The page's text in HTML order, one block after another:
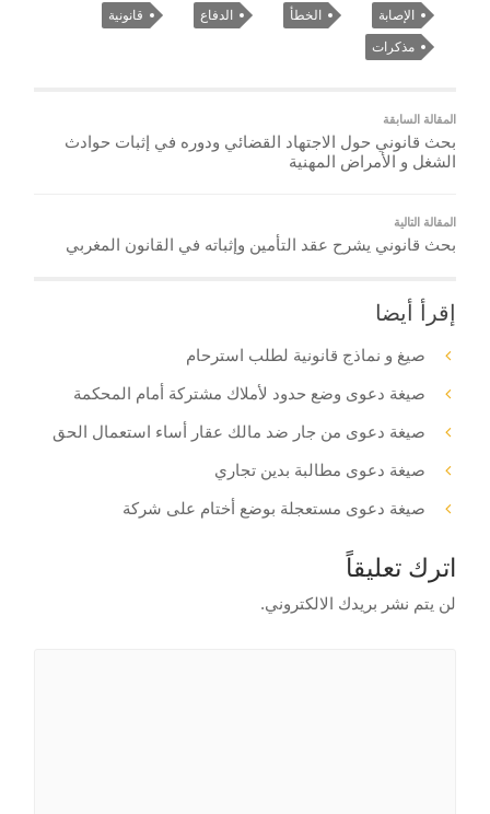
الإصابة الخطأ الدفاع قانونية
مذكرات
المقالة السابقة
بحث قانوني حول الاجتهاد القضائي ودوره في إثبات حوادث
الشغل و الأمراض المهنية
المقالة التالية
بحث قانوني يشرح عقد التأمين وإثباته في القانون المغربي
إقرأ أيضا
صيغ و نماذج قانونية لطلب استرحام
صيغة دعوى وضع حدود لأملاك مشتركة أمام المحكمة
صيغة دعوى من جار ضد مالك عقار أساء استعمال الحق
صيغة دعوى مطالبة بدين تجاري
صيغة دعوى مستعجلة بوضع أختام على شركة
اترك تعليقاً
لن يتم نشر بريدك الالكتروني.